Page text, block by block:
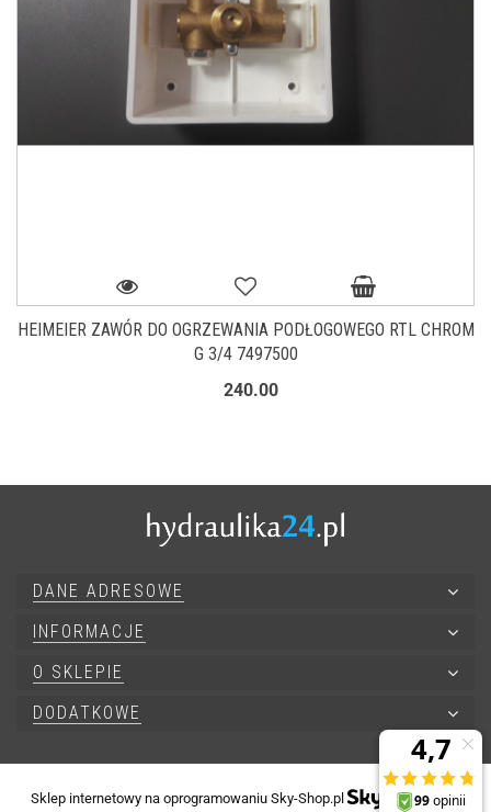
HEIMEIER ZAWÓR DO OGRZEWANIA PODŁOGOWEGO RTL CHROM
G 3/4 7497500
240.00
DANE ADRESOWE
INFORMACJE
O SKLEPIE
DODATKOWE
Sklep internetowy na oprogramowaniu Sky-Shop.pl